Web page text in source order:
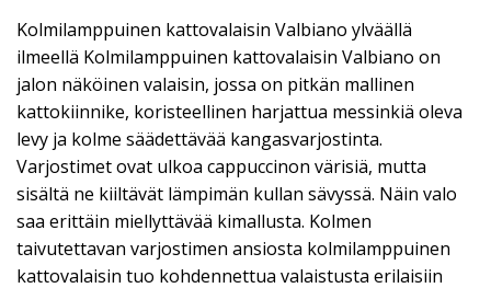
Kolmilamppuinen kattovalaisin Valbiano ylväällä
ilmeellä Kolmilamppuinen kattovalaisin Valbiano on
jalon näköinen valaisin, jossa on pitkän mallinen
kattokiinnike, koristeellinen harjattua messinkiä oleva
levy ja kolme säädettävää kangasvarjostinta.
Varjostimet ovat ulkoa cappuccinon värisiä, mutta
sisältä ne kiiltävät lämpimän kullan sävyssä. Näin valo
saa erittäin miellyttävää kimallusta. Kolmen
taivutettavan varjostimen ansiosta kolmilamppuinen
kattovalaisin tuo kohdennettua valaistusta erilaisiin